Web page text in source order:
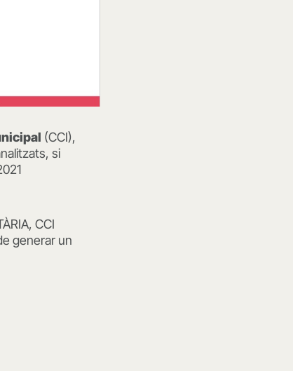
(CCI),
si
CCI
generar un